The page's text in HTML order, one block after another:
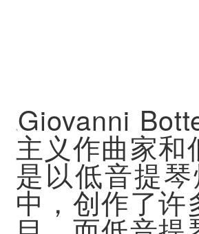
Giovanni
主义作曲家和
是以低音提
中，创作了许